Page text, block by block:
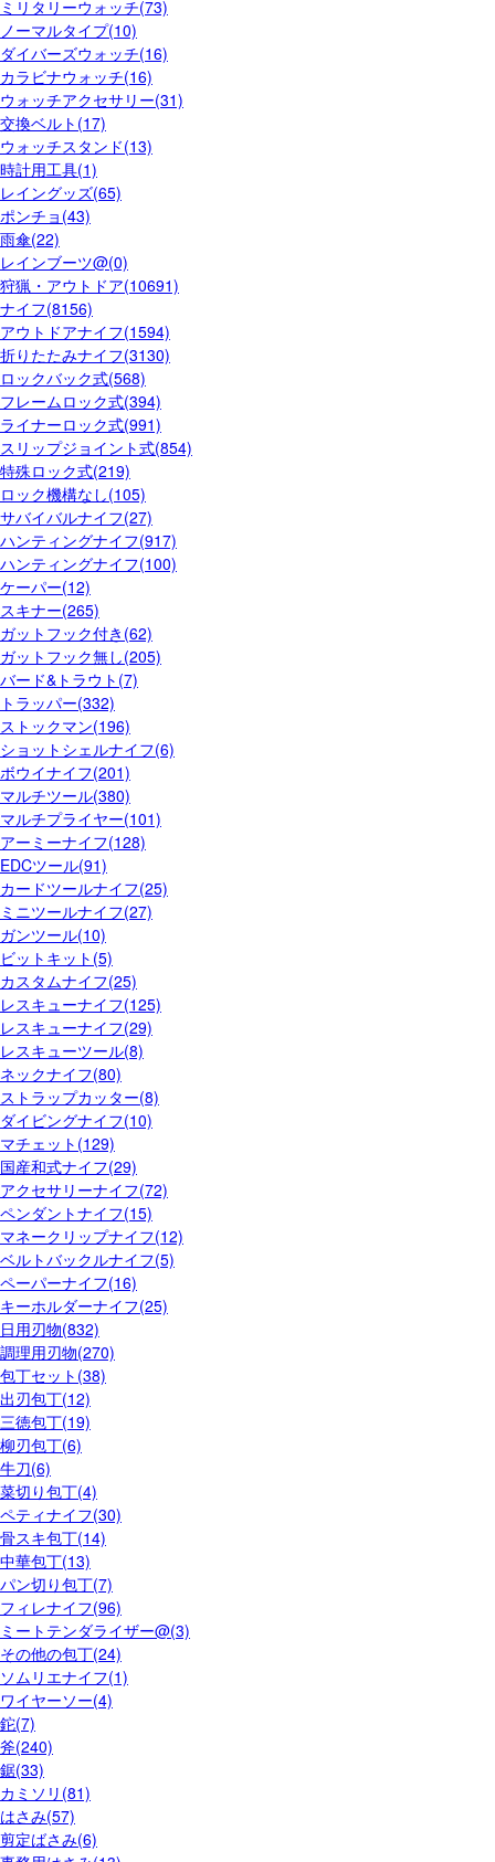
ミリタリーウォッチ(73)
ノーマルタイプ(10)
ダイバーズウォッチ(16)
カラビナウォッチ(16)
ウォッチアクセサリー(31)
交換ベルト(17)
ウォッチスタンド(13)
時計用工具(1)
レイングッズ(65)
ポンチョ(43)
雨傘(22)
レインブーツ@(0)
狩猟・アウトドア(10691)
ナイフ(8156)
アウトドアナイフ(1594)
折りたたみナイフ(3130)
ロックバック式(568)
フレームロック式(394)
ライナーロック式(991)
スリップジョイント式(854)
特殊ロック式(219)
ロック機構なし(105)
サバイバルナイフ(27)
ハンティングナイフ(917)
ハンティングナイフ(100)
ケーパー(12)
スキナー(265)
ガットフック付き(62)
ガットフック無し(205)
バード&トラウト(7)
トラッパー(332)
ストックマン(196)
ショットシェルナイフ(6)
ボウイナイフ(201)
マルチツール(380)
マルチプライヤー(101)
アーミーナイフ(128)
EDCツール(91)
カードツールナイフ(25)
ミニツールナイフ(27)
ガンツール(10)
ビットキット(5)
カスタムナイフ(25)
レスキューナイフ(125)
レスキューナイフ(29)
レスキューツール(8)
ネックナイフ(80)
ストラップカッター(8)
ダイビングナイフ(10)
マチェット(129)
国産和式ナイフ(29)
アクセサリーナイフ(72)
ペンダントナイフ(15)
マネークリップナイフ(12)
ベルトバックルナイフ(5)
ペーパーナイフ(16)
キーホルダーナイフ(25)
日用刃物(832)
調理用刃物(270)
包丁セット(38)
出刃包丁(12)
三徳包丁(19)
柳刃包丁(6)
牛刀(6)
菜切り包丁(4)
ペティナイフ(30)
骨スキ包丁(14)
中華包丁(13)
パン切り包丁(7)
フィレナイフ(96)
ミートテンダライザー@(3)
その他の包丁(24)
ソムリエナイフ(1)
ワイヤーソー(4)
鉈(7)
斧(240)
鋸(33)
カミソリ(81)
はさみ(57)
剪定ばさみ(6)